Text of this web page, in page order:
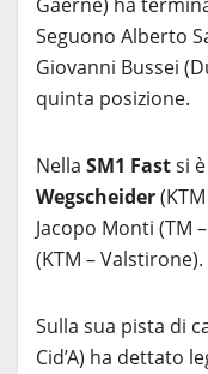
Seguono Alberto
Giovanni Bussei
quinta posizione.
Nella SM1 Fastsi
Wegscheider
Jacopo Monti (TM
(KTM – Valstirone).
Sulla sua pista di
Cid’A) ha dettato